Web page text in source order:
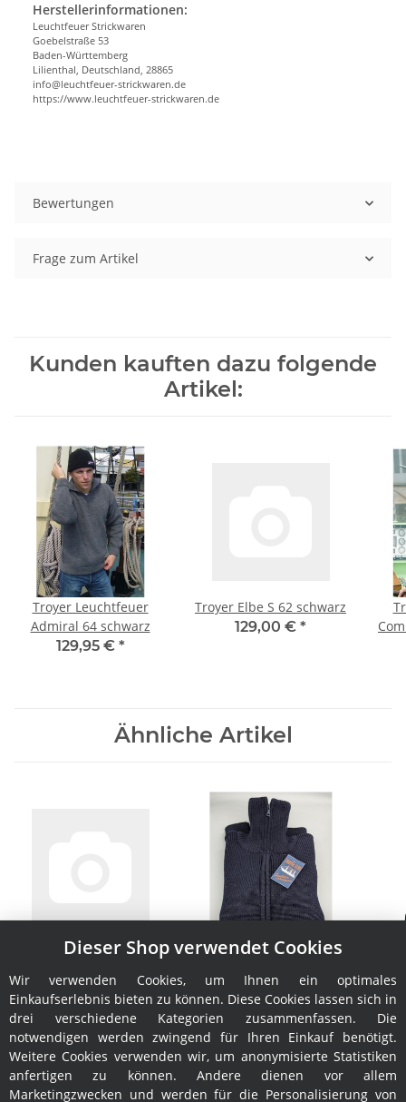
Herstellerinformationen:
Leuchtfeuer Strickwaren
Goebelstraße 53
Baden-Württemberg
Lilienthal, Deutschland, 28865
info@leuchtfeuer-strickwaren.de
https://www.leuchtfeuer-strickwaren.de
Bewertungen
Frage zum Artikel
Kunden kauften dazu folgende
Artikel:
Troyer Leuchtfeuer
Admiral 64 schwarz
129,95 € *
Troyer Elbe S 62 schwarz
129,00 € *
Ähnliche Artikel
Jacke Elbe S
139,00 €
Damen-Troyer Elbe S
119,00 €
Dieser Shop verwendet Cookies
Wir verwenden Cookies, um Ihnen ein optimales
Einkaufserlebnis bieten zu können. Diese Cookies lassen sich in
drei verschiedene Kategorien zusammenfassen. Die
notwendigen werden zwingend für Ihren Einkauf benötigt.
Weitere Cookies verwenden wir, um anonymisierte Statistiken
anfertigen zu können. Andere dienen vor allem
Marketingzwecken und werden für die Personalisierung von